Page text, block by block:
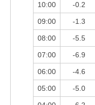
10:00 -0.2
09:00 -1.3
08:00 -5.5
07:00 -6.9
06:00 -4.6
05:00 -5.0